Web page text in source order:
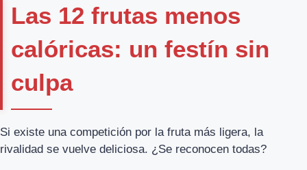
Las 12 frutas menos
calóricas: un festín sin
culpa
Si existe una competición por la fruta más ligera, la
rivalidad se vuelve deliciosa. ¿Se reconocen todas?